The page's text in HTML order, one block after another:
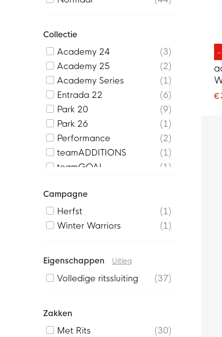
€
Collectie
Academy 24
3
Academy 25
2
Academy Series
1
Entrada 22
6
Park 20
9
Park 26
1
Performance
2
teamADDITIONS
1
teamGOAL
1
Tiro 24
Tiro 25
1
Tiro 26
3
Campagne
Herfst
1
Winter Warriors
1
Eigenschappen Uitleg
Volledige ritssluiting 37
Zakken
Met Rits
30